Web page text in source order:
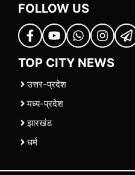
FOLLOW US
TOP CITY NEWS
उत्तर-प्रदेश
मध्य-प्रदेश
झारखंड
धर्म